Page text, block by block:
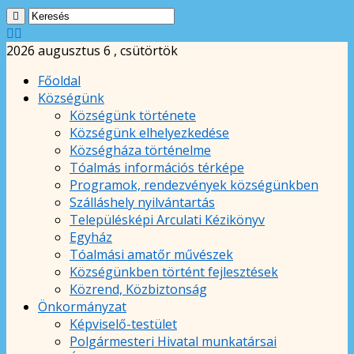
2026 augusztus 6 , csütörtök
Főoldal
Községünk
Községünk története
Községünk elhelyezkedése
Községháza történelme
Tóalmás információs térképe
Programok, rendezvények községünkben
Szálláshely nyilvántartás
Településképi Arculati Kézikönyv
Egyház
Tóalmási amatőr művészek
Községünkben történt fejlesztések
Közrend, Közbiztonság
Önkormányzat
Képviselő-testület
Polgármesteri Hivatal munkatársai